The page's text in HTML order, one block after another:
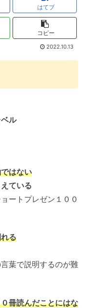
はてブ
コピー
2022.10.13
ル
はない
ている
ートプレゼン１００
る
葉で説明するのが難
冊読んだことにはな